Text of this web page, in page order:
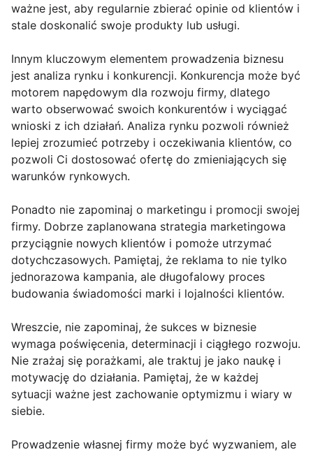
ważne jest, aby regularnie zbierać opinie od klientów i
stale doskonalić swoje produkty lub usługi.
Innym kluczowym elementem prowadzenia biznesu
jest analiza rynku i konkurencji. Konkurencja może być
motorem napędowym dla rozwoju firmy, dlatego
warto obserwować swoich konkurentów i wyciągać
wnioski z ich działań. Analiza rynku pozwoli również
lepiej zrozumieć potrzeby i oczekiwania klientów, co
pozwoli Ci dostosować ofertę do zmieniających się
warunków rynkowych.
Ponadto nie zapominaj o marketingu i promocji swojej
firmy. Dobrze zaplanowana strategia marketingowa
przyciągnie nowych klientów i pomoże utrzymać
dotychczasowych. Pamiętaj, że reklama to nie tylko
jednorazowa kampania, ale długofalowy proces
budowania świadomości marki i lojalności klientów.
Wreszcie, nie zapominaj, że sukces w biznesie
wymaga poświęcenia, determinacji i ciągłego rozwoju.
Nie zrażaj się porażkami, ale traktuj je jako naukę i
motywację do działania. Pamiętaj, że w każdej
sytuacji ważne jest zachowanie optymizmu i wiary w
siebie.
Prowadzenie własnej firmy może być wyzwaniem, ale